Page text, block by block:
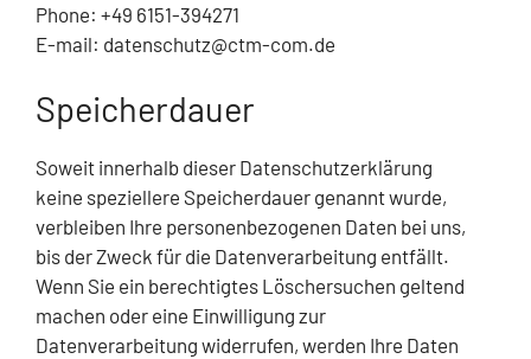
Phone: +49 6151-394271
E-mail: datenschutz@ctm-com.de
Speicherdauer
Soweit innerhalb dieser Datenschutzerklärung
keine speziellere Speicherdauer genannt wurde,
verbleiben Ihre personenbezogenen Daten bei uns,
bis der Zweck für die Datenverarbeitung entfällt.
Wenn Sie ein berechtigtes Löschersuchen geltend
machen oder eine Einwilligung zur
Datenverarbeitung widerrufen, werden Ihre Daten